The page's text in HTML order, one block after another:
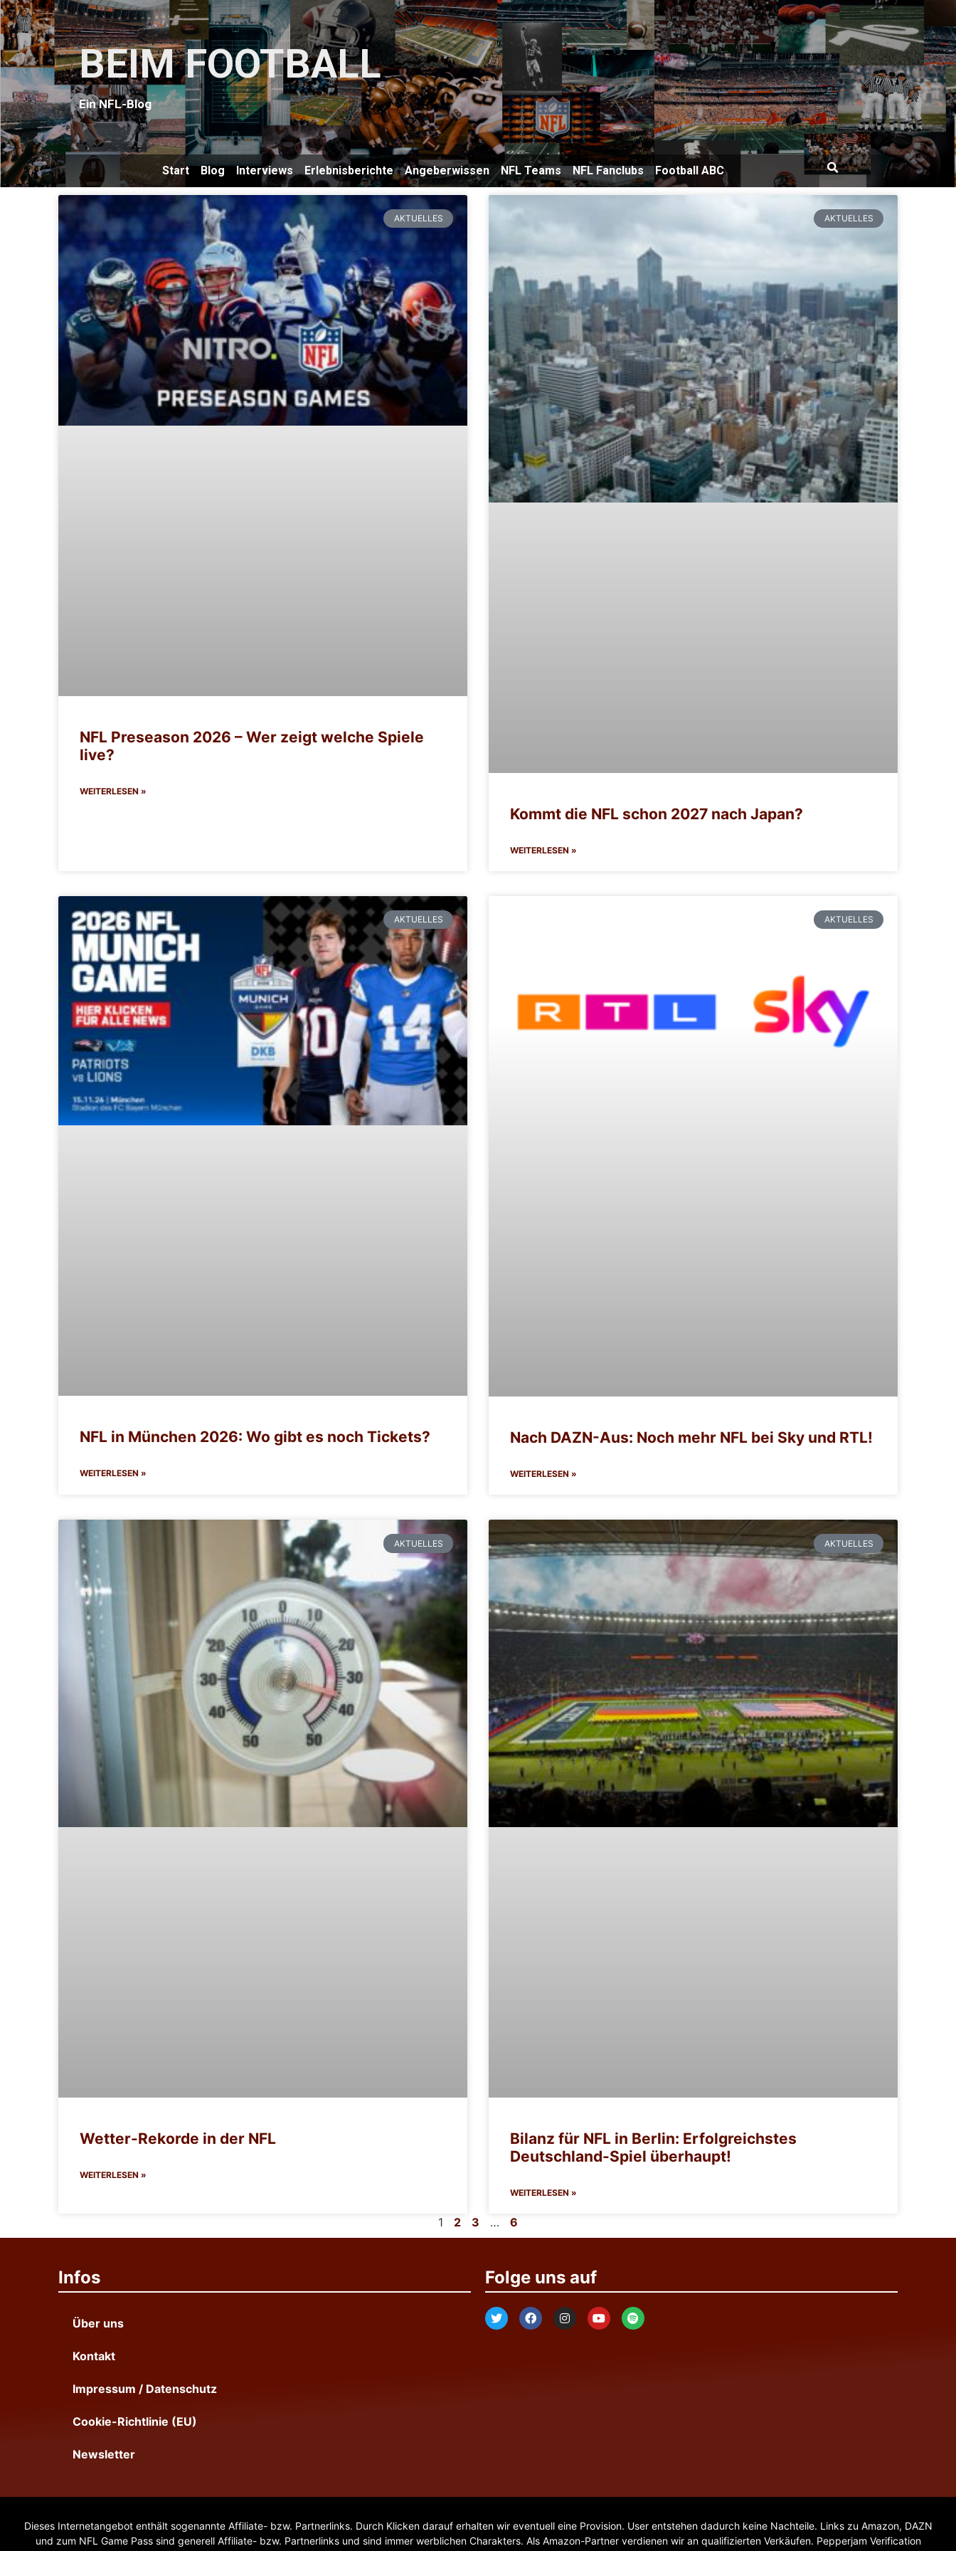
BEIM FOOTBALL
Ein NFL-Blog
Start Blog Interviews Erlebnisberichte Angeberwissen NFL Teams NFL Fanclubs Football ABC
AKTUELLES
NFL Preseason 2026 – Wer zeigt welche Spiele
live?
WEITERLESEN »
AKTUELLES
Kommt die NFL schon 2027 nach Japan?
WEITERLESEN »
AKTUELLES
NFL in München 2026: Wo gibt es noch Tickets?
WEITERLESEN »
AKTUELLES
Nach DAZN-Aus: Noch mehr NFL bei Sky und RTL!
WEITERLESEN »
AKTUELLES
Wetter-Rekorde in der NFL
WEITERLESEN »
AKTUELLES
Bilanz für NFL in Berlin: Erfolgreichstes
Deutschland-Spiel überhaupt!
WEITERLESEN »
1 2 3 … 6
Infos
Über uns
Kontakt
Impressum / Datenschutz
Cookie-Richtlinie (EU)
Newsletter
Folge uns auf
Dieses Internetangebot enthält sogenannte Affiliate- bzw. Partnerlinks. Durch Klicken darauf erhalten wir eventuell eine Provision. User entstehen dadurch keine Nachteile. Links zu Amazon, DAZN
und zum NFL Game Pass sind generell Affiliate- bzw. Partnerlinks und sind immer werblichen Charakters. Als Amazon-Partner verdienen wir an qualifizierten Verkäufen. Pepperjam Verification